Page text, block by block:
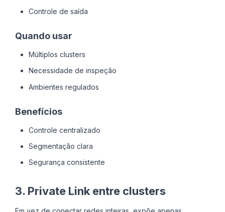
Controle de saída
Quando usar
Múltiplos clusters
Necessidade de inspeção
Ambientes regulados
Benefícios
Controle centralizado
Segmentação clara
Segurança consistente
3. Private Link entre clusters